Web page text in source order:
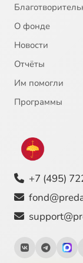
О фонде
Новости
Отчёты
Им помогли
Программы
+7 (495)